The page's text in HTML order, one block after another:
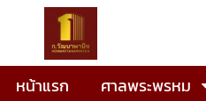
หน้าแรก ศาลพระพรหม